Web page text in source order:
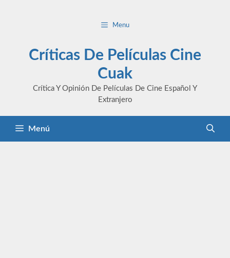
Menu
Críticas De Películas Cine
Cuak
Crítica Y Opinión De Películas De Cine Español Y
Extranjero
Menú